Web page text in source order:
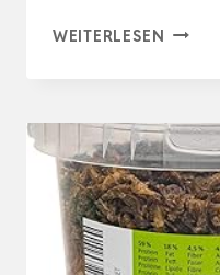
WEITERLESEN 30G
FÜR
ALS